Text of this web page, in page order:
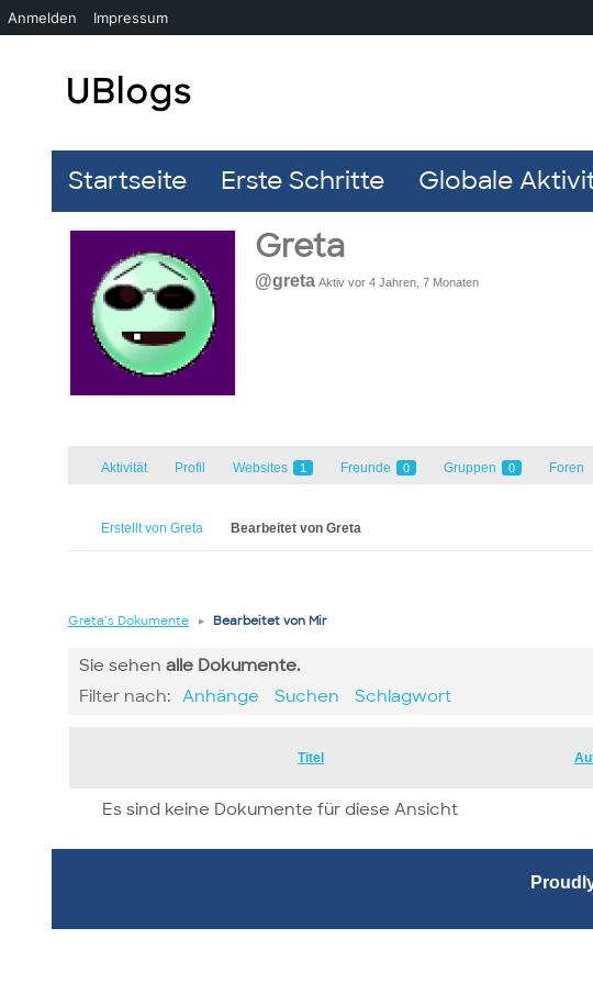
Startseite Erste Schritte Globale
Greta
@greta Aktiv vor 4 Jahren, 7 Monaten
Aktivität Profil Websites 1 Freunde 0 Gruppen 0 Foren
Erstellt von Greta Bearbeitet von Greta
Greta’s Dokumente ▸ Bearbeitet von Mir
Sie sehen alle Dokumente.
Filter nach: Anhänge Suchen Schlagwort
Titel
Es sind keine Dokumente für diese Ansicht
Anmelden Impressum